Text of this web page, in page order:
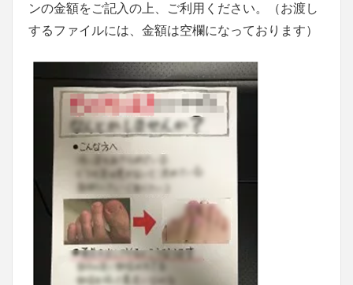
ンの金額をご記入の上、ご利用ください。（お渡し
するファイルには、金額は空欄になっております）